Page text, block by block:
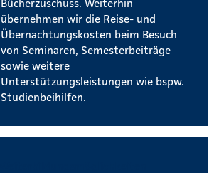
übernehmen wir die Reise- und
Übernachtungskosten beim Besuch
von Seminaren, Semesterbeiträge
sowie weitere
Unterstützungsleistungen wie bspw.
Studienbeihilfen.